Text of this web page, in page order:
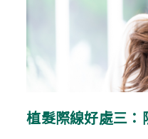
植髮際線好處三：